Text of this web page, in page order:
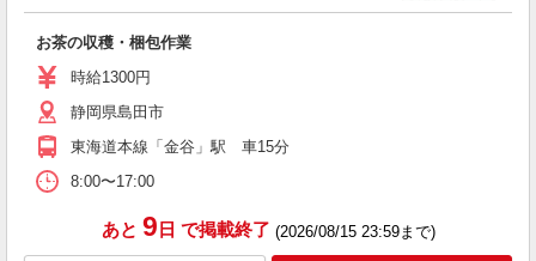
お茶の収穫・梱包作業
時給1300円
静岡県島田市
東海道本線「金谷」駅 車15分
8:00〜17:00
あと 9 日 で掲載終了 (2026/08/15 23:59まで)